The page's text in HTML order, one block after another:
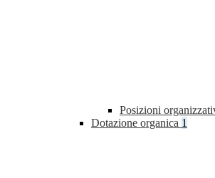
Posizioni
Dotazione organica 1